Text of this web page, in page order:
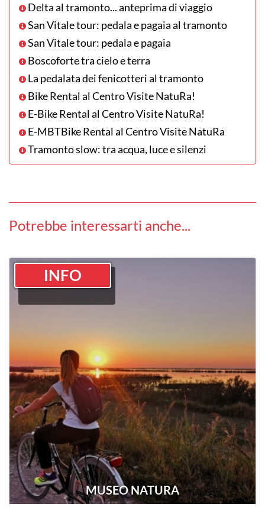
Delta al tramonto... anteprima di viaggio
San Vitale tour: pedala e pagaia al tramonto
San Vitale tour: pedala e pagaia
Boscoforte tra cielo e terra
La pedalata dei fenicotteri al tramonto
Bike Rental al Centro Visite NatuRa!
E-Bike Rental al Centro Visite NatuRa!
E-MBTBike Rental al Centro Visite NatuRa
Tramonto slow: tra acqua, luce e silenzi
Potrebbe interessarti anche...
MUSEO NATURA
INFO